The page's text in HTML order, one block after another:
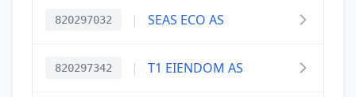
820297032 | SEAS ECO AS
820297342 | T1 EIENDOM AS